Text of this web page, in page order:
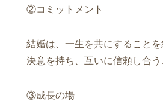
②コミットメント
結婚は、一生を共にすること
決意を持ち、互いに信頼し合う
③成長の場